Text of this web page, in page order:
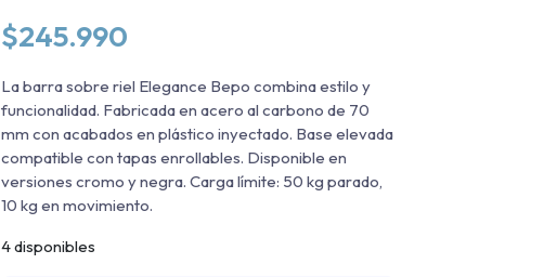
$245.990
La barra sobre riel Elegance Bepo combina estilo y
funcionalidad. Fabricada en acero al carbono de 70
mm con acabados en plástico inyectado. Base elevada
compatible con tapas enrollables. Disponible en
versiones cromo y negra. Carga límite: 50 kg parado,
10 kg en movimiento.
4 disponibles